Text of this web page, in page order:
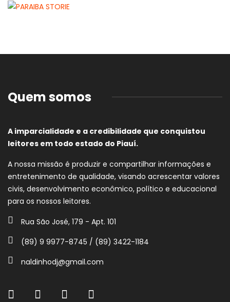
Quem somos
A imparcialidade e a credibilidade que conquistou
leitores em todo estado do Piauí.
A nossa missão é produzir e compartilhar informações e
entretenimento de qualidade, visando acrescentar valores
civis, desenvolvimento econômico, político e educacional
para os nossos leitores.
Rua São José, 179 - Apt. 101
(89) 9 9977-8745 / (89) 3422-1184
naldinhodj@gmail.com